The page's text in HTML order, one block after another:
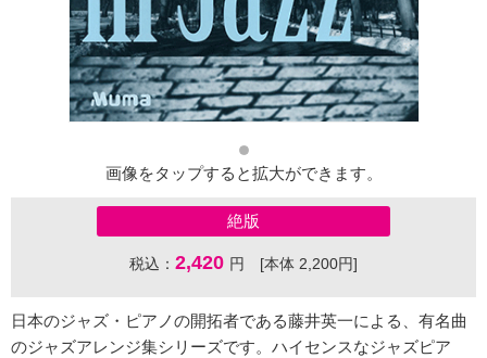
画像をタップすると拡大ができます。
絶版
税込： 2,420 円 [本体 2,200円]
日本のジャズ・ピアノの開拓者である藤井英一による、有名曲
のジャズアレンジ集シリーズです。ハイセンスなジャズピア